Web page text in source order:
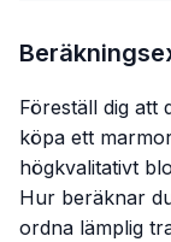
Föreställ dig att
köpa ett
högkvalitativt
Hur beräknar
ordna lämplig